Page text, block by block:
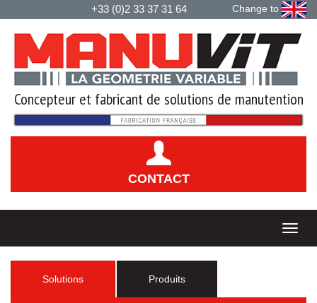
Change to
+33 (0)2 33 37 31 64
Concepteur et fabricant de solutions de manutention
CONTACT
Solutions Produits